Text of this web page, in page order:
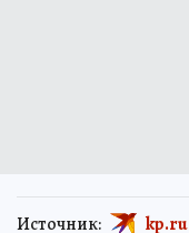
Источник: kp.ru